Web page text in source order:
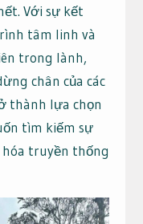
Với sự kết
tâm linh và
trong lành,
chân của các
thành lựa chọn
tìm kiếm sự
truyền thống